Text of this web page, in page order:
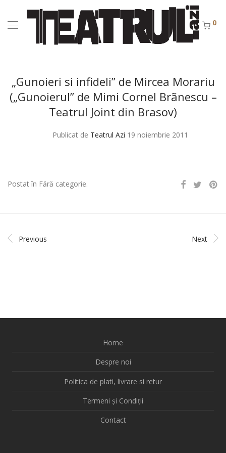
0
„Gunoieri si infideli” de Mircea Morariu
(„Gunoierul” de Mimi Cornel Brãnescu –
Teatrul Joint din Brasov)
Publicat de Teatrul Azi 19 noiembrie 2011
Postat în Fără categorie.
Previous Next
Home
Despre noi
Politica de plati, livrare si retur
Termeni și Condiții
Contact